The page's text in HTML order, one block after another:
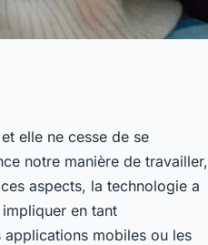
elle ne cesse de se
notre manière de travailler,
aspects, la technologie a
en tant
mobiles ou les